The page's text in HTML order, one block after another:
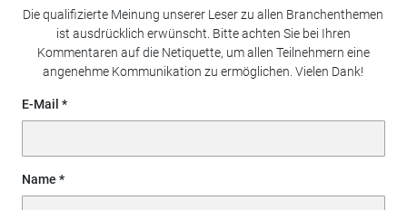
Die qualifizierte Meinung unserer Leser zu allen Branchenthemen
ist ausdrücklich erwünscht. Bitte achten Sie bei Ihren
Kommentaren auf die Netiquette, um allen Teilnehmern eine
angenehme Kommunikation zu ermöglichen. Vielen Dank!
E-Mail
Name